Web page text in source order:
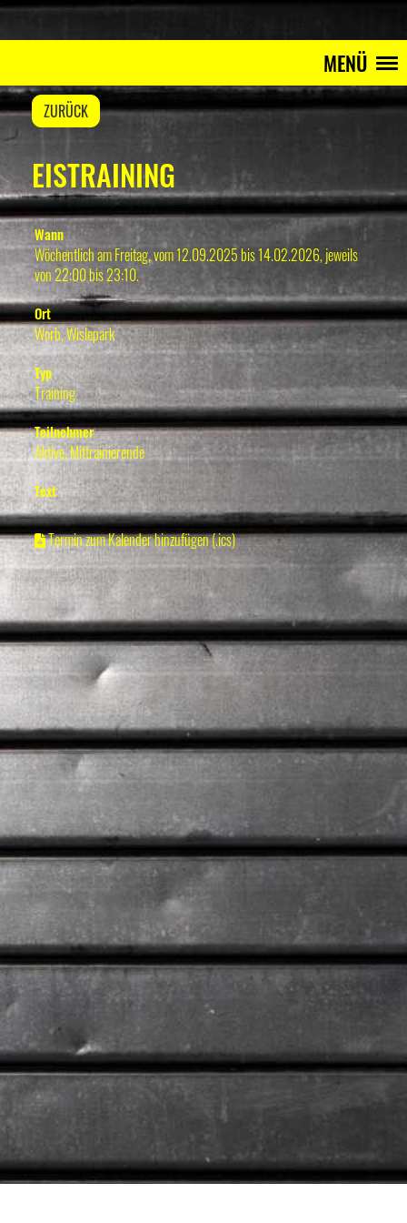
MENÜ
ZURÜCK
EISTRAINING
Wann
Wöchentlich am Freitag, vom 12.09.2025 bis 14.02.2026, jeweils
von 22:00 bis 23:10.
Ort
Worb, Wislepark
Typ
Training
Teilnehmer
Aktive, Mittrainierende
Text
Termin zum Kalender hinzufügen (.ics)